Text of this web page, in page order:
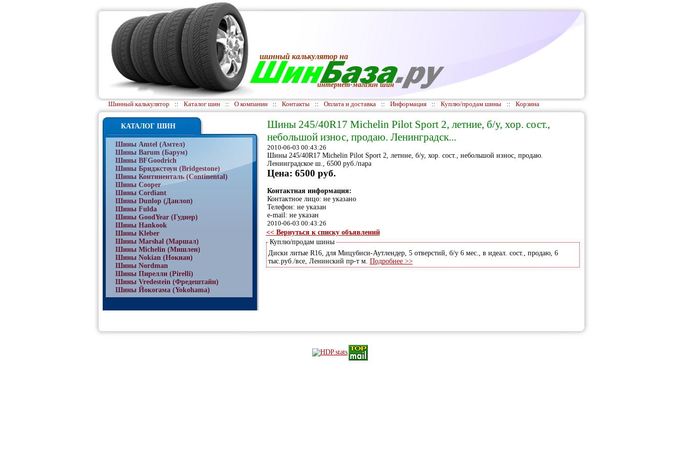
шинный калькуляторна
интернет-магазин шин
Шинный калькулятор :: Каталог шин :: О компании :: Контакты :: Оплата и доставка :: Информация :: Куплю/продам шины :: Корзина
КАТАЛОГ ШИН
Шины Amtel (Амтел)
Шины Barum (Барум)
Шины BFGoodrich
Шины Бриджстоун (Bridgestone)
Шины Континенталь (Continental)
Шины Cooper
Шины Cordiant
Шины Dunlop (Данлоп)
Шины Fulda
Шины GoodYear (Гудиер)
Шины Hankook
Шины Kleber
Шины Marshal (Маршал)
Шины Michelin (Мишлен)
Шины Nokian (Нокиан)
Шины Nordman
Шины Пирелли (Pirelli)
Шины Vredestein (Фредештайн)
Шины Йокогама (Yokohama)
Шины 245/40R17 Michelin Pilot Sport 2, летние, б/у, хор. сост.,
небольшой износ, продаю. Ленинградск...
2010-06-03 00:43:26
Шины 245/40R17 Michelin Pilot Sport 2, летние, б/у, хор. сост., небольшой износ, продаю.
Ленинградское ш., 6500 руб./пара
Цена: 6500 руб.
Контактная информация:
Контактное лицо: не указано
Телефон: не указан
e-mail: не указан
2010-06-03 00:43:26
<< Вернуться к списку объявлений
Куплю/продам шины
Диски литые R16, для Мицубиси-Аутлендер, 5 отверстий, б/у 6 мес., в идеал. сост., продаю, 6
тыс.руб./все, Ленинский пр-т м. Подробнее >>